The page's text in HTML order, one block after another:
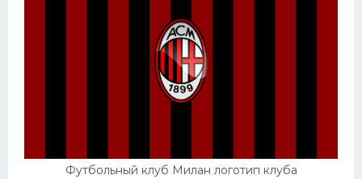
Футбольный клуб Милан логотип клуба